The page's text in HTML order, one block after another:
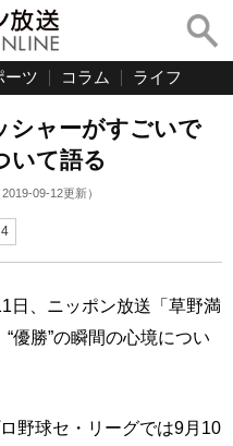
ーツ コラム ライフ
シャーがすごいで
て語る
2019-09-12更新）
日、ニッポン放送「草野満
優勝”の瞬間の心境につい
野球セ・リーグでは9月10